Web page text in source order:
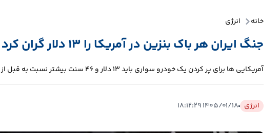
خانه انرژی
جنگ ایران هر باک بنزین در آمریکا را ۱۳ دلار گران کرد
آمریکایی ها برای پر کردن یک خودرو سواری باید ۱۳ دلار و ۴۶ سنت بیشتر نسبت به قبل از جنگ ایران پرداخت کنند.
انرژی ۱۴۰۵/۰۱/۱۸ ۱۸:۱۲:۲۹